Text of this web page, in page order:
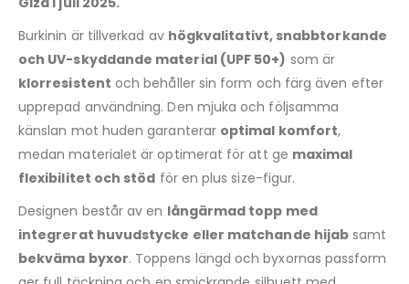
Burkinin är tillverkad av högkvalitativt, snabbtorkande
och UV-skyddande material (UPF 50+) som är
klorresistent och behåller sin form och färg även efter
upprepad användning. Den mjuka och följsamma
känslan mot huden garanterar optimal komfort,
medan materialet är optimerat för att ge maximal
flexibilitet och stöd för en plus size-figur.
Designen består av en långärmad topp med
integrerat huvudstycke eller matchande hijab samt
bekväma byxor. Toppens längd och byxornas passform